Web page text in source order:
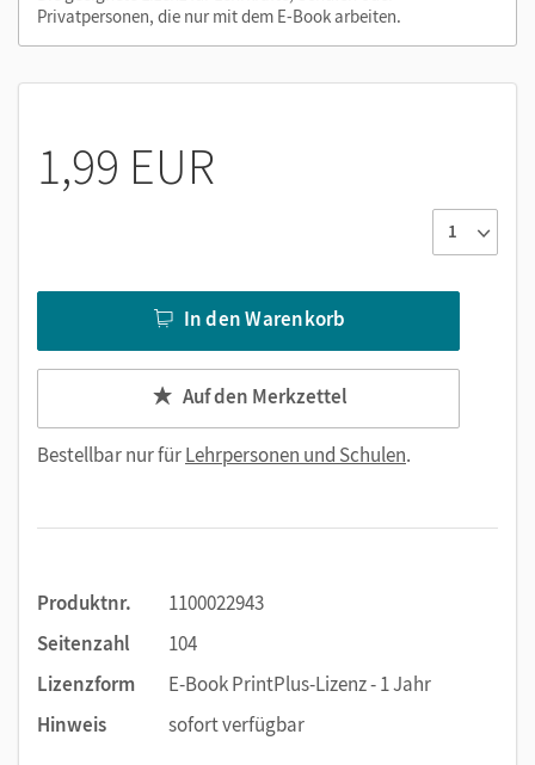
Privatpersonen, die nur mit dem E-Book arbeiten.
1,99 EUR
In den Warenkorb
Auf den Merkzettel
Bestellbar nur fürLehrpersonen und Schulen.
Produktnr.
1100022943
Seitenzahl
104
Lizenzform
E-Book PrintPlus-Lizenz - 1 Jahr
Hinweis
sofort verfügbar